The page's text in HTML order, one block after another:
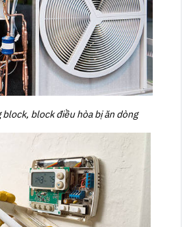
block điều hòa bị ăn dòng